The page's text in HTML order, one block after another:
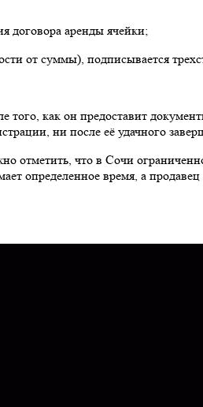
договора аренды ячейки;
от суммы), подписывается
того, как он предоставит
ни после её удачного
отметить, что в Сочи
определенное время, а